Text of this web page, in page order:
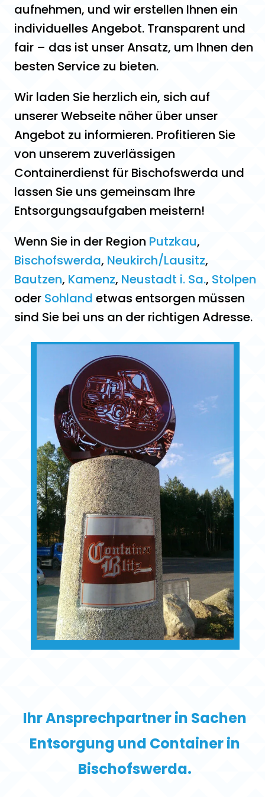
aufnehmen, und wir erstellen Ihnen ein
individuelles Angebot. Transparent und
fair – das ist unser Ansatz, um Ihnen den
besten Service zu bieten.
Wir laden Sie herzlich ein, sich auf
unserer Webseite näher über unser
Angebot zu informieren. Profitieren Sie
von unserem zuverlässigen
Containerdienst für Bischofswerda und
lassen Sie uns gemeinsam Ihre
Entsorgungsaufgaben meistern!
Wenn Sie in der Region Putzkau,
Bischofswerda, Neukirch/Lausitz,
Bautzen, Kamenz, Neustadt i. Sa., Stolpen
oder Sohland etwas entsorgen müssen
sind Sie bei uns an der richtigen Adresse.
Ihr Ansprechpartner in Sachen
Entsorgung und Container in
Bischofswerda.